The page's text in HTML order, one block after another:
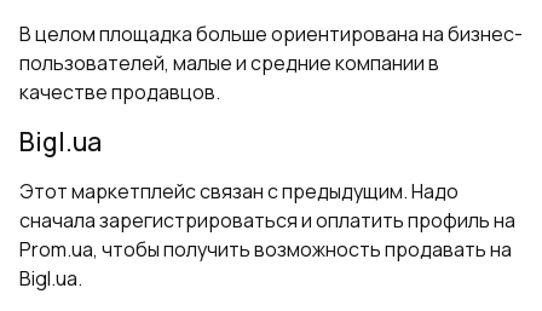
В целом площадка больше ориентирована на бизнес-
пользователей, малые и средние компании в
качестве продавцов.
Bigl.ua
Этот маркетплейс связан с предыдущим. Надо
сначала зарегистрироваться и оплатить профиль на
Prom.ua, чтобы получить возможность продавать на
Bigl.ua.